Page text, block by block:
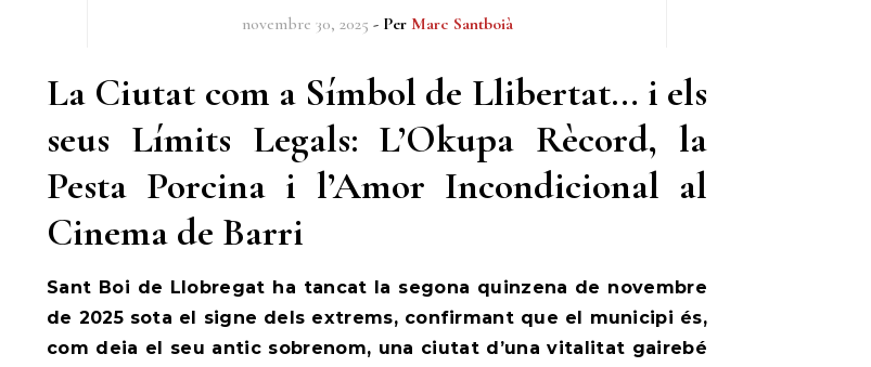
novembre 30, 2025 - Per Marc Santboià
La Ciutat com a Símbol de Llibertat… i els
seus Límits Legals: L’Okupa Rècord, la
Pesta Porcina i l’Amor Incondicional al
Cinema de Barri
Sant Boi de Llobregat ha tancat la segona quinzena de novembre
de 2025 sota el signe dels extrems, confirmant que el municipi és,
com deia el seu antic sobrenom, una ciutat d’una vitalitat gairebé